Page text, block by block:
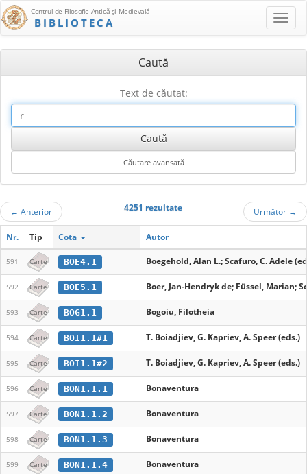
Centrul de Filosofie Antică şi Medievală
BIBLIOTECA
Caută
Text de căutat:
← Anterior 4251 rezultate Următor →
Nr. Tip Cota Autor
591 Carte BOE4.1 Boegehold, Alan L.; Scafuro, C. Adele
592 Carte BOE5.1 Boer, Jan-Hendryk de; Füssel, Marian;
593 Carte BOG1.1 Bogoiu, Filotheia
594 Carte BOI1.1#1 T. Boiadjiev, G. Kapriev, A. Speer (eds.)
595 Carte BOI1.1#2 T. Boiadjiev, G. Kapriev, A. Speer (eds.)
596 Carte BON1.1.1 Bonaventura
597 Carte BON1.1.2 Bonaventura
598 Carte BON1.1.3 Bonaventura
599 Carte BON1.1.4 Bonaventura